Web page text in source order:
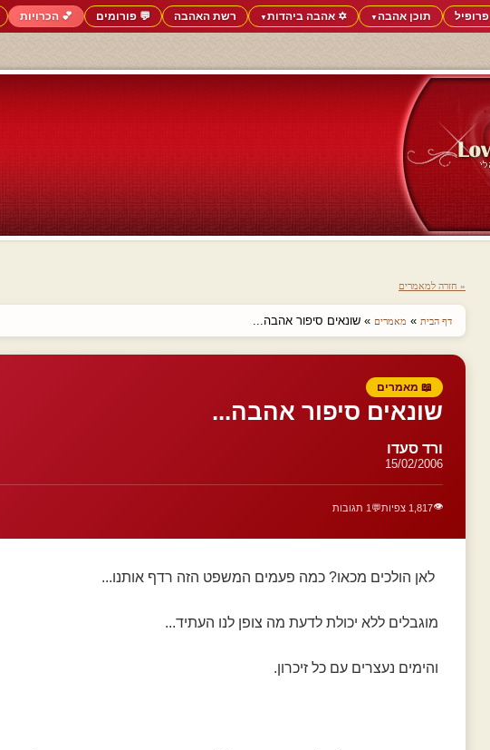
פרופיל תוכן אהבה▼ ✡️ אהבה ביהדות▼ רשת האהבה 💬 פורומים 💕 הכרויות
« חזרה למאמרים
דף הבית » מאמרים » שונאים סיפור אהבה...
📖 מאמרים
שונאים סיפור אהבה...
ורד סעדו
15/02/2006
👁️1,817 צפיות 💬 1 תגובות
לאן הולכים מכאו? כמה פעמים המשפט הזה רדף אותנו...
מוגבלים ללא יכולת לדעת מה צופן לנו העתיד...
והימים נעצרים עם כל זיכרון.